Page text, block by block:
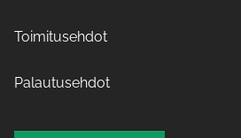
Toimitusehdot
Palautusehdot